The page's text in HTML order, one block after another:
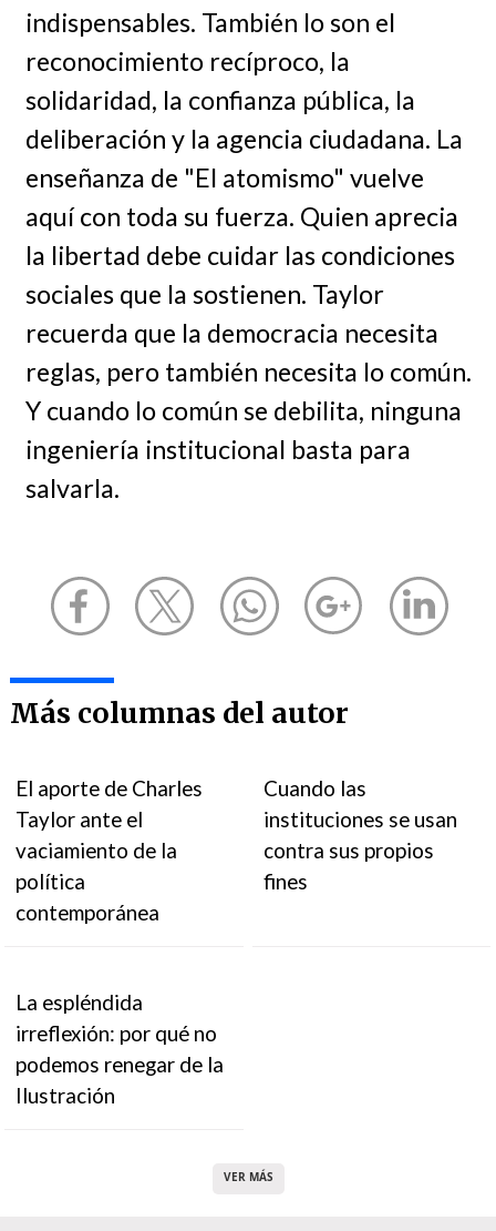
indispensables. También lo son el
reconocimiento recíproco, la
solidaridad, la confianza pública, la
deliberación y la agencia ciudadana. La
enseñanza de "El atomismo" vuelve
aquí con toda su fuerza. Quien aprecia
la libertad debe cuidar las condiciones
sociales que la sostienen. Taylor
recuerda que la democracia necesita
reglas, pero también necesita lo común.
Y cuando lo común se debilita, ninguna
ingeniería institucional basta para
salvarla.
Más columnas del autor
El aporte de Charles
Taylor ante el
vaciamiento de la
política
contemporánea
Cuando las
instituciones se usan
contra sus propios
fines
La espléndida
irreflexión: por qué no
podemos renegar de la
Ilustración
VER MÁS